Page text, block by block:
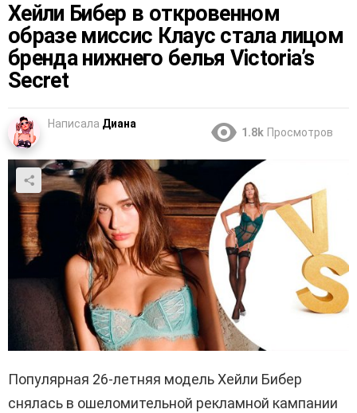
Хейли Бибер в откровенном
образе миссис Клаус стала лицом
бренда нижнего белья Victoria’s
Secret
Написала Диана
1.8k Просмотров
Популярная 26-летняя модель Хейли Бибер
снялась в ошеломительной рекламной кампании